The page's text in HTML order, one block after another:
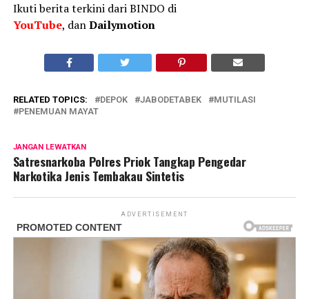
Ikuti berita terkini dari BINDO di
YouTube, danDailymotion
RELATED TOPICS: DEPOK JABODETABEK
MUTILASI
PENEMUAN MAYAT
JANGAN LEWATKAN
Satresnarkoba Polres Priok Tangkap Pengedar
Narkotika Jenis Tembakau Sintetis
ADVERTISEMENT